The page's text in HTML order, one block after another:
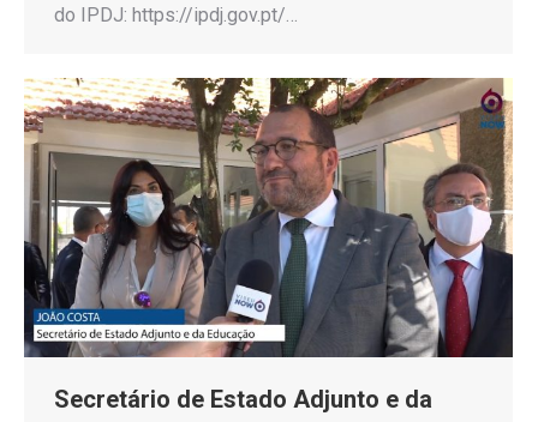
do IPDJ: https://ipdj.gov.pt/…
Secretário de Estado Adjunto e da